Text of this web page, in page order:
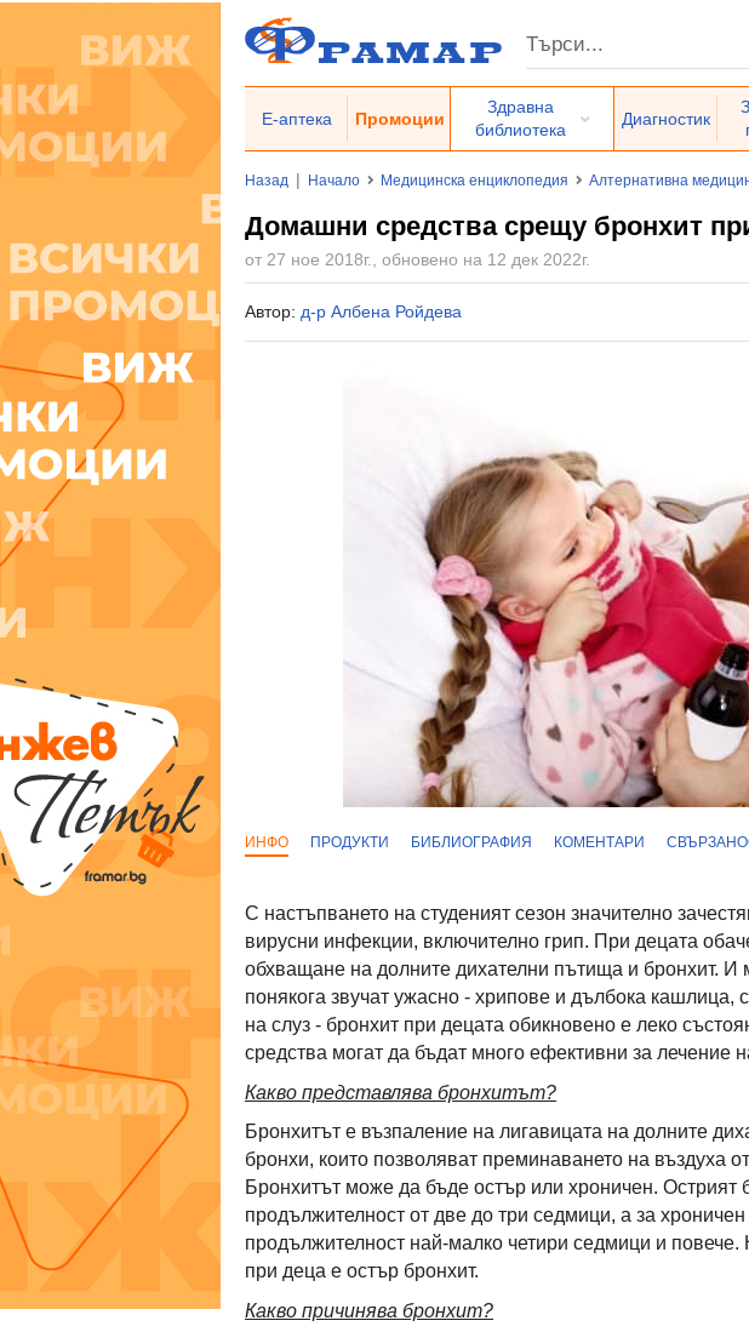
Е-аптека Промоции
Здравна
библиотека
Диагностик
Назад | Начало Медицинска енциклопедия Алтернативна
Домашни средства срещу бронхит
от 27 ное 2018г., обновено на 12 дек 2022г.
Автор: д-р Албена Ройдева
ИНФО ПРОДУКТИ БИБЛИОГРАФИЯ КОМЕНТАРИ
С настъпването на студеният сезон значително
вирусни инфекции, включително грип. При децата
обхващане на долните дихателни пътища и бронхит. И
понякога звучат ужасно - хрипове и дълбока кашлица,
на слуз - бронхит при децата обикновено е леко
средства могат да бъдат много ефективни за лечение
Какво представлява бронхитът?
Бронхитът е възпаление на лигавицата на долните
бронхи, които позволяват преминаването на въздуха
Бронхитът може да бъде остър или хроничен. Острият
продължителност от две до три седмици, а за
продължителност най-малко четири седмици и повече.
при деца е остър бронхит.
Какво причинява бронхит?